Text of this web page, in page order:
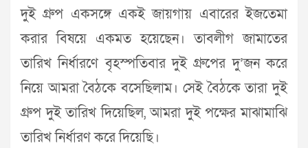
দুই গ্রুপ একসঙ্গে একই জায়গায় এবারের ইজতেমা
করার বিষয়ে একমত হয়েছেন। তাবলীগ জামাতের
তারিখ নির্ধারণে বৃহস্পতিবার দুই গ্রুপের দু’জন করে
নিয়ে আমরা বৈঠকে বসেছিলাম। সেই বৈঠকে তারা দুই
গ্রুপ দুই তারিখ দিয়েছিল, আমরা দুই পক্ষের মাঝামাঝি
তারিখ নির্ধারণ করে দিয়েছি।